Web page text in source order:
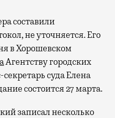
составили
не уточняется. Его
в Хорошевском
Агентству городских
суда Елена
состоится 27 марта.
записал несколько